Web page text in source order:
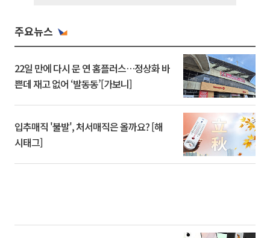
주요뉴스
22일 만에 다시 문 연 홈플러스…정상화 바
쁜데 재고 없어 ‘발동동’[가보니]
입추매직 '불발', 처서매직은 올까요? [해
시태그]